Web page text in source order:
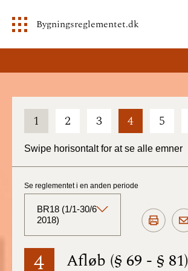
Bygningsreglementet.dk
1 2 3 4 5
Swipe horisontalt for at se alle emner
4 Afløb (§ 69 - § 81)
Se reglementet i en anden periode
BR18 (1/1-30/6
2018)
BR18 (Aktuelt)